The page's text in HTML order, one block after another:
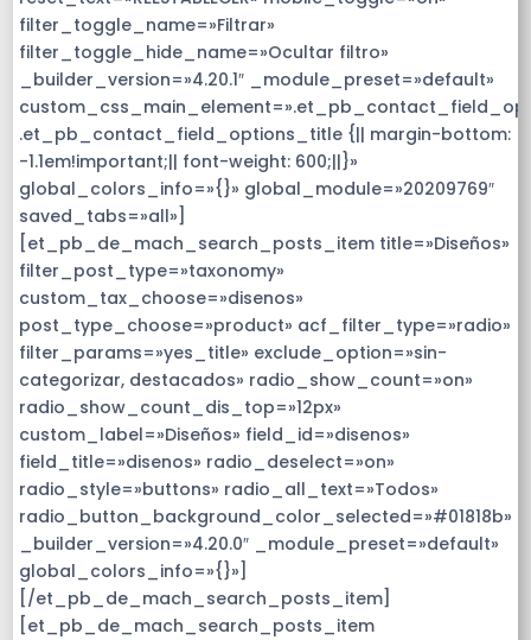
filter_toggle_name=»Filtrar»
filter_toggle_hide_name=»Ocultar filtro»
_builder_version=»4.20.1″ _module_preset=»default»
.et_pb_contact_field_options_title {|| margin-bottom:
-1.1em!important;|| font-weight: 600;||}»
global_colors_info=»{}» global_module=»20209769″
saved_tabs=»all»]
[et_pb_de_mach_search_posts_item title=»Diseños»
filter_post_type=»taxonomy»
custom_tax_choose=»disenos»
post_type_choose=»product» acf_filter_type=»radio»
filter_params=»yes_title» exclude_option=»sin-
categorizar, destacados» radio_show_count=»on»
radio_show_count_dis_top=»12px»
custom_label=»Diseños» field_id=»disenos»
field_title=»disenos» radio_deselect=»on»
radio_style=»buttons» radio_all_text=»Todos»
radio_button_background_color_selected=»#01818b»
_builder_version=»4.20.0″ _module_preset=»default»
global_colors_info=»{}»]
[/et_pb_de_mach_search_posts_item]
[et_pb_de_mach_search_posts_item